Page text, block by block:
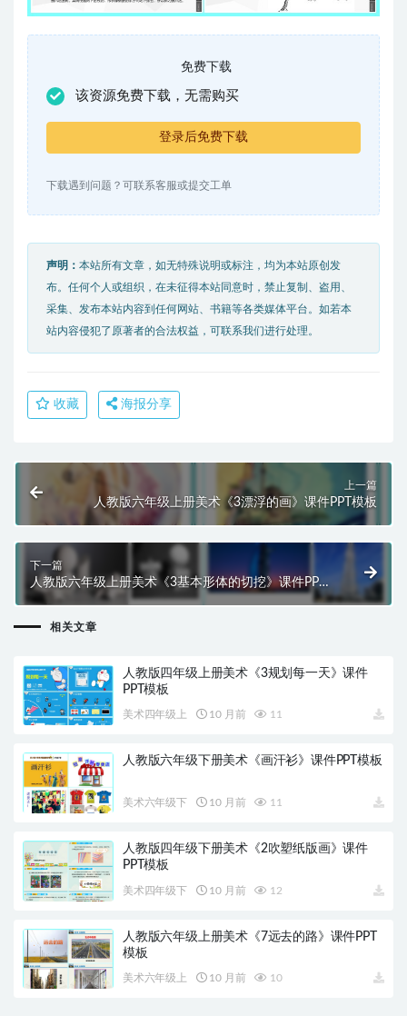
免费下载
该资源免费下载，无需购买
登录后免费下载
下载遇到问题？可联系客服或提交工单
声明： 本站所有文章，如无特殊说明或标注，均为本站原创发
布。任何个人或组织，在未征得本站同意时，禁止复制、盗用、
采集、发布本站内容到任何网站、书籍等各类媒体平台。如若本
站内容侵犯了原著者的合法权益，可联系我们进行处理。
收藏 海报分享
上一篇
人教版六年级上册美术《3漂浮的画》课件PPT模板
下一篇
人教版六年级上册美术《3基本形体的切挖》课件PPT
模板
相关文章
人教版四年级上册美术《3规划每一天》课件
PPT模板
美术四年级上 10 月前 11
人教版六年级下册美术《画汗衫》课件PPT模板
美术六年级下 10 月前 11
人教版四年级下册美术《2吹塑纸版画》课件
PPT模板
美术四年级下 10 月前 12
人教版六年级上册美术《7远去的路》课件PPT
模板
美术六年级上 10 月前 10